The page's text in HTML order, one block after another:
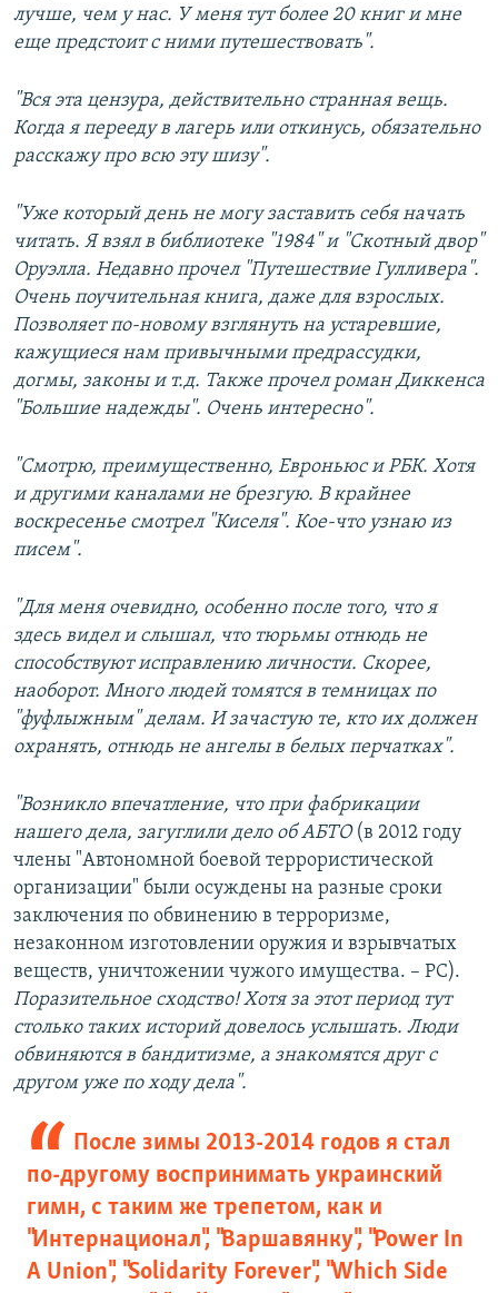
лучше, чем у нас. У меня тут более 20 книг и мне
еще предстоит с ними путешествовать".
"Вся эта цензура, действительно странная вещь.
Когда я перееду в лагерь или откинусь, обязательно
расскажу про всю эту шизу".
"Уже который день не могу заставить себя начать
читать. Я взял в библиотеке "1984" и "Скотный двор"
Оруэлла. Недавно прочел "Путешествие Гулливера".
Очень поучительная книга, даже для взрослых.
Позволяет по-новому взглянуть на устаревшие,
кажущиеся нам привычными предрассудки,
догмы, законы и т.д. Также прочел роман Диккенса
"Большие надежды". Очень интересно".
"Смотрю, преимущественно, Евроньюс и РБК. Хотя
и другими каналами не брезгую. В крайнее
воскресенье смотрел "Киселя". Кое-что узнаю из
писем".
"Для меня очевидно, особенно после того, что я
здесь видел и слышал, что тюрьмы отнюдь не
способствуют исправлению личности. Скорее,
наоборот. Много людей томятся в темницах по
"фуфлыжным" делам. И зачастую те, кто их должен
охранять, отнюдь не ангелы в белых перчатках".
"Возникло впечатление, что при фабрикации
нашего дела, загуглили дело об АБТО(в 2012 году
члены "Автономной боевой террористической
организации" были осуждены на разные сроки
заключения по обвинению в терроризме,
незаконном изготовлении оружия и взрывчатых
веществ, уничтожении чужого имущества. – РС).
Поразительное сходство! Хотя за этот период тут
столько таких историй довелось услышать. Люди
обвиняются в бандитизме, а знакомятся друг с
другом уже по ходу дела".
После зимы 2013-2014 годов я стал
по-другому воспринимать украинский
гимн, с таким же трепетом, как и
"Интернационал", "Варшавянку", "Power In
A Union", "Solidarity Forever", "Which Side